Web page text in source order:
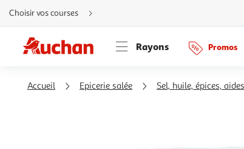
Aller
directement
au
Aller
directement
à
Aller
directement
Choisir vos courses
Rayons Promos
Accueil Epicerie salée Sel, huile, épices,